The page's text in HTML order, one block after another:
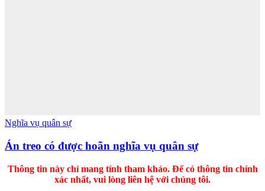
Nghĩa vụ quân sự
Án treo có được hoãn nghĩa vụ quân sự
Thông tin này chỉ mang tính tham khảo. Để có thông tin chính
xác nhất, vui lòng liên hệ với chúng tôi.